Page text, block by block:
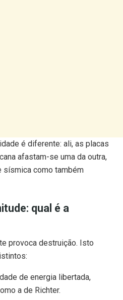
é diferente: ali, as placas
afastam-se uma da outra,
sísmica como também
qual é a
provoca destruição. Isto
de energia libertada,
a de Richter.